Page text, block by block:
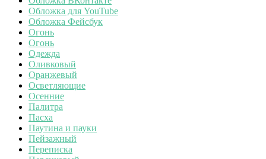
Обложка для YouTube
Обложка Фейсбук
Огонь
Огонь
Одежда
Оливковый
Оранжевый
Осветляющие
Осенние
Палитра
Пасха
Паутина и пауки
Пейзажный
Переписка